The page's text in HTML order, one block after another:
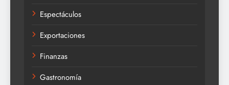
Espectáculos
Exportaciones
Finanzas
Gastronomía